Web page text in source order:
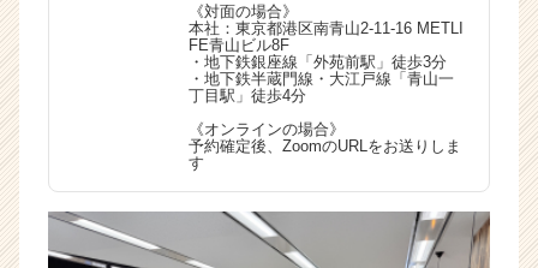
《対面の場合》
本社：東京都港区南青山2-11-16 METLI
FE青山ビル8F
・地下鉄銀座線「外苑前駅」徒歩3分
・地下鉄半蔵門線・大江戸線「青山一
丁目駅」徒歩4分
《オンラインの場合》
予約確定後、ZoomのURLをお送りしま
す